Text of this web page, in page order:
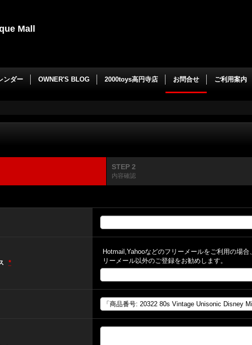
Mall
ンダー OWNER'S BLOG 2000toys高円寺店 お問合せ ご利用案内
STEP 2
内容確認
*
Hotmail,Yahooなどのフリーメールをご利用の場
リーメール以外のご登録をお勧めします。